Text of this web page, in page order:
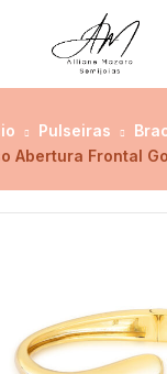
Pulseiras
Abertura Frontal